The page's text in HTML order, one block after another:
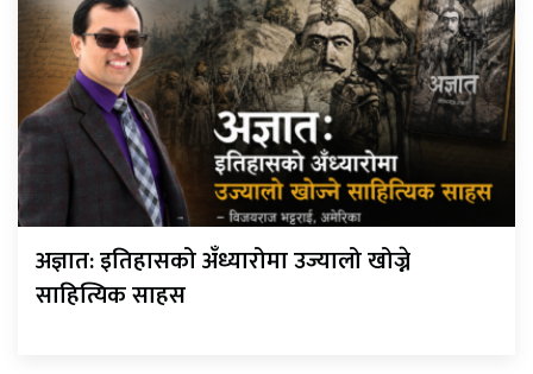
अज्ञात: इतिहासको अँध्यारोमा उज्यालो खोज्ने
साहित्यिक साहस